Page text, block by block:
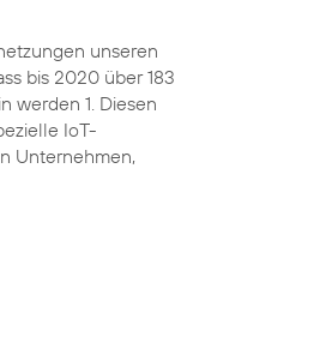
unseren
bis 2020 über 183
werden 1. Diesen
IoT-
Unternehmen,